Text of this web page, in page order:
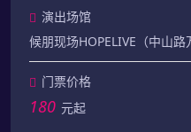
演出场馆
候朋现场HOPELIVE（中山路
门票价格
180 元起